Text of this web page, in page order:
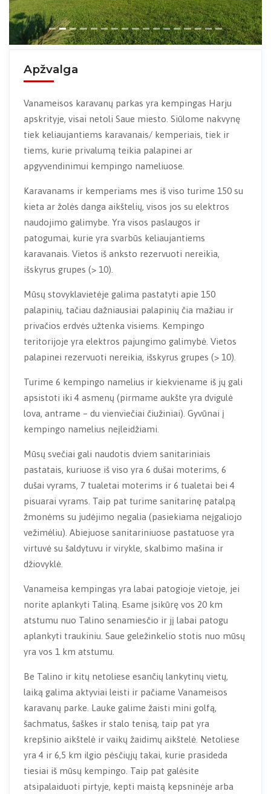
Apžvalga
Vanameisos karavanų parkas yra kempingas Harju
apskrityje, visai netoli Saue miesto. Siūlome nakvynę
tiek keliaujantiems karavanais/ kemperiais, tiek ir
tiems, kurie privalumą teikia palapinei ar
apgyvendinimui kempingo nameliuose.
Karavanams ir kemperiams mes iš viso turime 150 su
kieta ar žolės danga aikštelių, visos jos su elektros
naudojimo galimybe. Yra visos paslaugos ir
patogumai, kurie yra svarbūs keliaujantiems
karavanais. Vietos iš anksto rezervuoti nereikia,
išskyrus grupes (> 10).
Mūsų stovyklavietėje galima pastatyti apie 150
palapinių, tačiau dažniausiai palapinių čia mažiau ir
privačios erdvės užtenka visiems. Kempingo
teritorijoje yra elektros pajungimo galimybė. Vietos
palapinei rezervuoti nereikia, išskyrus grupes (> 10).
Turime 6 kempingo namelius ir kiekviename iš jų gali
apsistoti iki 4 asmenų (pirmame aukšte yra dvigulė
lova, antrame – du vienviečiai čiužiniai). Gyvūnai į
kempingo namelius neįleidžiami.
Mūsų svečiai gali naudotis dviem sanitariniais
pastatais, kuriuose iš viso yra 6 dušai moterims, 6
dušai vyrams, 7 tualetai moterims ir 6 tualetai bei 4
pisuarai vyrams. Taip pat turime sanitarinę patalpą
žmonėms su judėjimo negalia (pasiekiama neįgaliojo
vežimėliu). Abiejuose sanitariniuose pastatuose yra
virtuvė su šaldytuvu ir virykle, skalbimo mašina ir
džiovyklė.
Vanameisa kempingas yra labai patogioje vietoje, jei
norite aplankyti Taliną. Esame įsikūrę vos 20 km
atstumu nuo Talino senamiesčio ir jį labai patogu
aplankyti traukiniu. Saue geležinkelio stotis nuo mūsų
yra vos 1 km atstumu.
Be Talino ir kitų netoliese esančių lankytinų vietų,
laiką galima aktyviai leisti ir pačiame Vanameisos
karavanų parke. Lauke galime žaisti mini golfą,
šachmatus, šaškes ir stalo tenisą, taip pat yra
krepšinio aikštelė ir vaikų žaidimų aikštelė. Netoliese
yra 4 ir 6,5 km ilgio pėsčiųjų takai, kurie prasideda
tiesiai iš mūsų kempingo. Taip pat galėsite
atsipalaiduoti pirtyje, kepti maistą kepsninėje arba